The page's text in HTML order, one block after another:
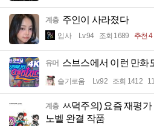
계층 주인이 사라졌다
입사 Lv.94 조회 1689 추천 4
유머 스브스에서 이런 만화
슬기로움 Lv.92 조회 1412
계층 ㅆ덕주의) 요즘 재평
노벨 완결 작품